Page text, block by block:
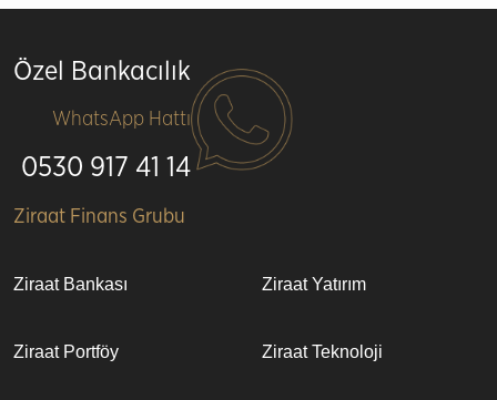
Özel Bankacılık
WhatsApp Hattı
0530 917 41 14
Alt
Ziraat Finans Grubu
Ziraat Bankası Ziraat Yatırım
Ziraat Portföy Ziraat Teknoloji